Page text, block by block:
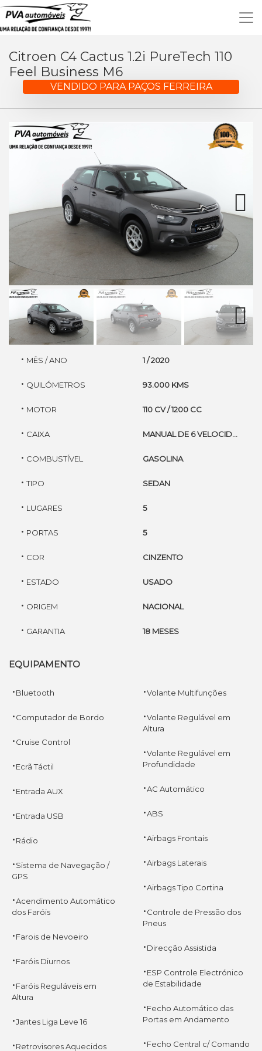
Citroen C4 Cactus 1.2i PureTech 110
Feel Business M6
VENDIDO PARA PAÇOS FERREIRA
Next
Next
· MÊS / ANO
· QUILÓMETROS
· MOTOR
· CAIXA
· COMBUSTÍVEL
· TIPO
· LUGARES
· PORTAS
· COR
· ESTADO
· ORIGEM
· GARANTIA
1 / 2020
93.000 KMS
110 CV / 1200 CC
MANUAL DE 6 VELOCIDADES
GASOLINA
SEDAN
5
5
CINZENTO
USADO
NACIONAL
18 MESES
EQUIPAMENTO
·Bluetooth
·Computador de Bordo
·Cruise Control
·Ecrã Táctil
·Entrada AUX
·Entrada USB
·Rádio
·Sistema de Navegação /
GPS
·Acendimento Automático
dos Faróis
·Farois de Nevoeiro
·Faróis Diurnos
·Faróis Reguláveis em
Altura
·Jantes Liga Leve 16
·Retrovisores Aquecidos
·Volante Multifunções
·Volante Regulável em
Altura
·Volante Regulável em
Profundidade
·AC Automático
·ABS
·Airbags Frontais
·Airbags Laterais
·Airbags Tipo Cortina
·Controle de Pressão dos
Pneus
·Direcção Assistida
·ESP Controle Electrónico
de Estabilidade
·Fecho Automático das
Portas em Andamento
·Fecho Central c/ Comando